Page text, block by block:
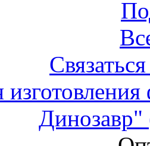
Динозавр"